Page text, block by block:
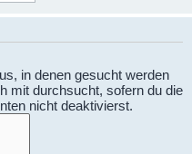
in denen gesucht werden
mit durchsucht, sofern du die
nicht deaktivierst.